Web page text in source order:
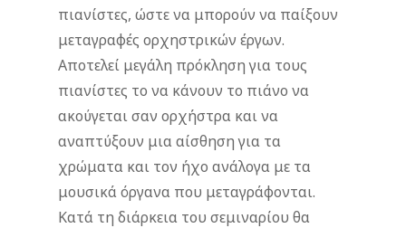
πιανίστες, ώστε να μπορούν να παίξουν
μεταγραφές ορχηστρικών έργων.
Αποτελεί μεγάλη πρόκληση για τους
πιανίστες το να κάνουν το πιάνο να
ακούγεται σαν ορχήστρα και να
αναπτύξουν μια αίσθηση για τα
χρώματα και τον ήχο ανάλογα με τα
μουσικά όργανα που μεταγράφονται.
Κατά τη διάρκεια του σεμιναρίου θα